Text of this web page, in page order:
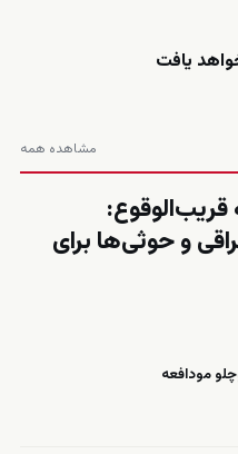
یافت
مشاهده همه
و حوثی‌ها برای
مودافعه